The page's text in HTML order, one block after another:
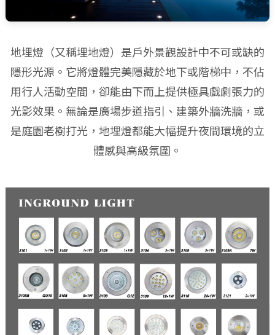
地埋燈（又稱埋地燈）是戶外景觀設計中不可或缺的
隱形光源。它將燈體完美隱藏於地下或階梯中，不佔
用行人活動空間，卻能由下而上提供極具戲劇張力的
光影效果。無論是廣場步道指引、建築外牆洗牆，或
是庭園老樹打光，地埋燈都能大幅提升夜間環境的立
體感與高級氛圍。